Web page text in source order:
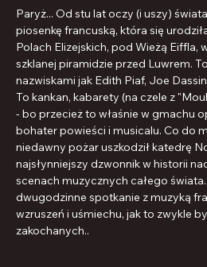
Paryż... Od stu lat oczy (i uszy)
piosenkę francuską, która się
Polach Elizejskich, pod Wieżą Eiffla,
szklanej piramidzie przed Luwrem.
nazwiskami jak Edith Piaf, Joe
To kankan, kabarety (na czele z
- bo przecież to właśnie w gmachu
bohater powieści i musicalu. Co do
niedawny pożar uszkodził katedrę
najsłynniejszy dzwonnik w historii
scenach muzycznych całego
dwugodzinne spotkanie z muzyką
wzruszeń i uśmiechu, jak to zwykle
zakochanych..